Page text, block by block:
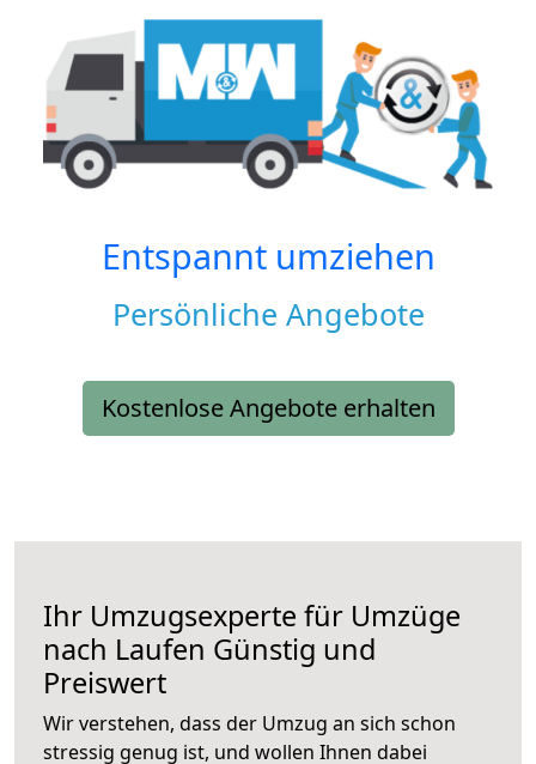
Entspannt umziehen
Persönliche Angebote
Kostenlose Angebote erhalten
Ihr Umzugsexperte für Umzüge
nach Laufen Günstig und
Preiswert
Wir verstehen, dass der Umzug an sich schon
stressig genug ist, und wollen Ihnen dabei